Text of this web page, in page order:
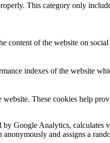
This category only
of the website on
indexes of the website
These cookies help
Google Analytics, calculates
and assigns a